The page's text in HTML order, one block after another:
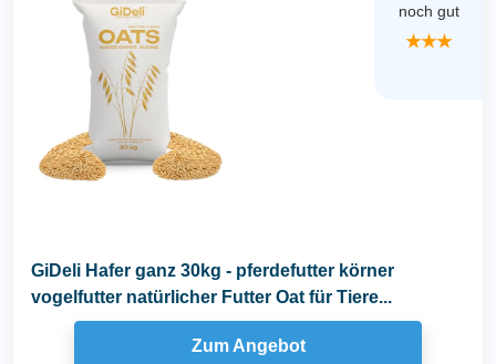
noch gut
★★★
GiDeli Hafer ganz 30kg - pferdefutter körner
vogelfutter natürlicher Futter Oat für Tiere...
Zum Angebot